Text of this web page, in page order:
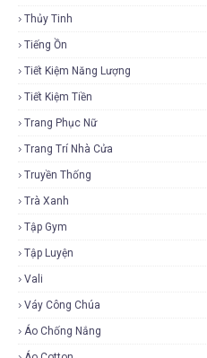
Thủy Tinh
Tiếng Ồn
Tiết Kiệm Năng Lượng
Tiết Kiệm Tiền
Trang Phục Nữ
Trang Trí Nhà Cửa
Truyền Thống
Trà Xanh
Tập Gym
Tập Luyện
Vali
Váy Công Chúa
Áo Chống Nắng